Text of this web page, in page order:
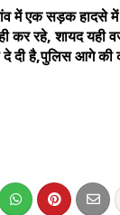
में एक सड़क हादसे में
कर रहे, शायद
दी है,पुलिस आगे की